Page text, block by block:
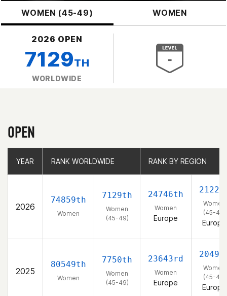
WOMEN (45-49) WOMEN
2026 OPEN
7129TH
WORLDWIDE
OPEN
YEAR RANK WORLDWIDE RANK BY REGION
2026
74859th
Women
7129th
Women
(45-49)
24746th
Women
Europe
Women
(45-49)
Europe
2025
80549th
Women
7750th
Women
(45-49)
23643rd
Women
Europe
Women
(45-49)
Europe
YEAR RANK WORLDWIDE RANK BY REGION